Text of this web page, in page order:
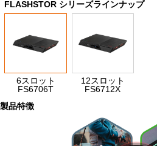
FLASHSTOR シリーズラインナップ
6スロット
FS6706T
12スロット
FS6712X
製品特徴